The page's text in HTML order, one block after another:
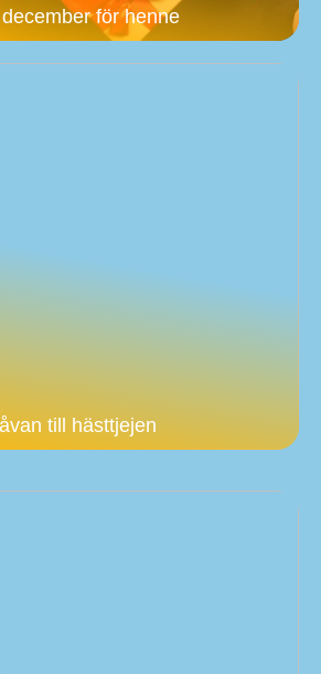
för henne
till hästtjejen